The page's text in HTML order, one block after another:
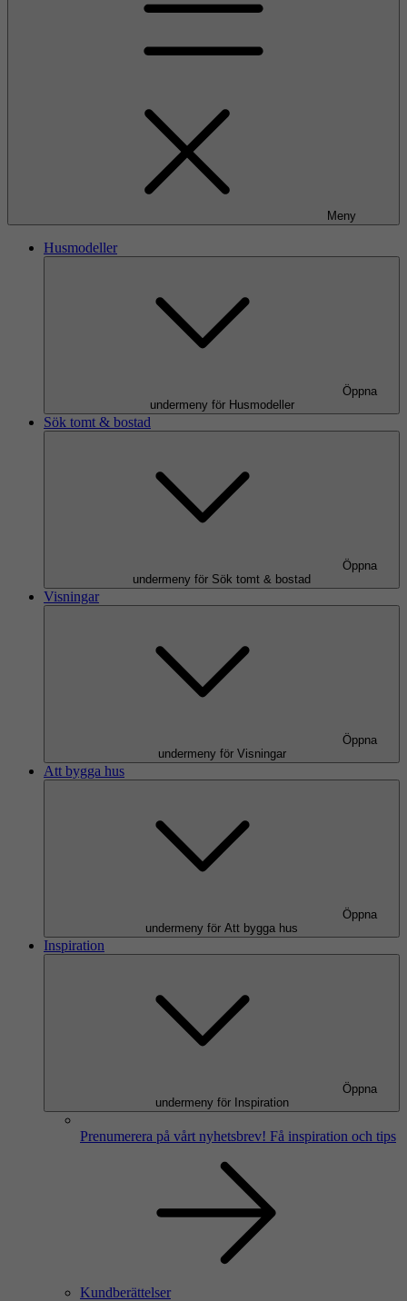
Meny
Husmodeller
Öppna
undermeny för Husmodeller
Sök tomt & bostad
Öppna
undermeny för Sök tomt & bostad
Visningar
Öppna
undermeny för Visningar
Att bygga hus
Öppna
undermeny för Att bygga hus
Inspiration
Öppna
undermeny för Inspiration
Prenumerera på vårt nyhetsbrev! Få inspiration och tips
Kundberättelser